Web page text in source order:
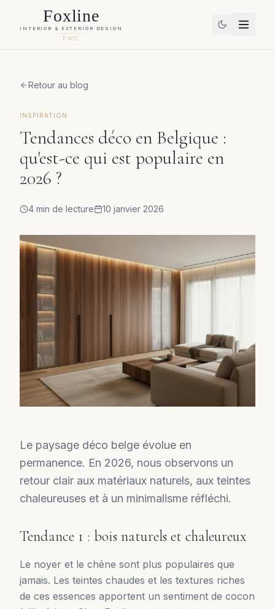
Foxline
INTERIOR & EXTERIOR DESIGN
FWC
Retour au blog
INSPIRATION
Tendances déco en Belgique :
qu'est-ce qui est populaire en
2026 ?
4 min de lecture 10 janvier 2026
Le paysage déco belge évolue en
permanence. En 2026, nous observons un
retour clair aux matériaux naturels, aux teintes
chaleureuses et à un minimalisme réfléchi.
Tendance 1 : bois naturels et chaleureux
Le noyer et le chêne sont plus populaires que
jamais. Les teintes chaudes et les textures riches
de ces essences apportent un sentiment de cocon